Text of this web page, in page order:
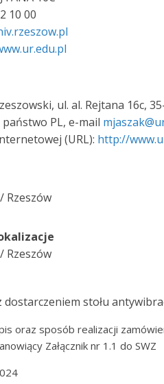
10 00
ul. al. Rejtana 16c,
PL, e-mail
(URL): http://
Rzeszów
Rzeszów
dostarczeniem stołu
oraz sposób realizacji
Załącznik nr 1.1 do SWZ